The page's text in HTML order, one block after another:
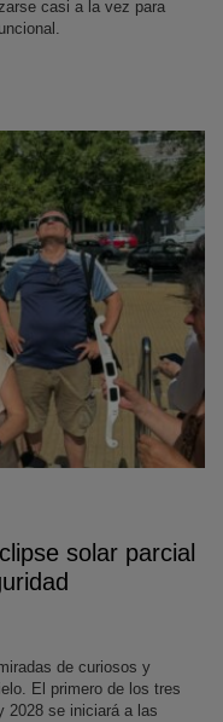
casi a la vez para
solar parcial
de curiosos y
El primero de los tres
2028 se iniciará a las